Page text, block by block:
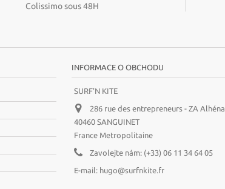
Colissimo sous 48H
INFORMACE O OBCHODU
SURF'N KITE
286 rue des entrepreneurs - ZA Alhéna
40460 SANGUINET
France Metropolitaine
Zavolejte nám: (+33) 06 11 34 64 05
E-mail: hugo@surfnkite.fr